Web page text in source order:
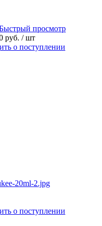
просмотр
руб. / шт
о поступлении
20ml-2.jpg
о поступлении